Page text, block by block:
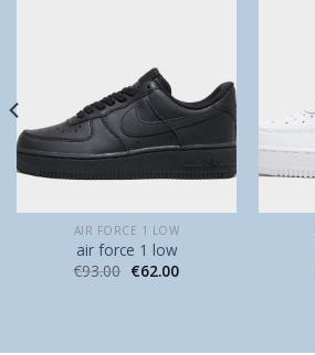
AIR FORCE 1 LOW
air force 1 low
€93.00 €62.00